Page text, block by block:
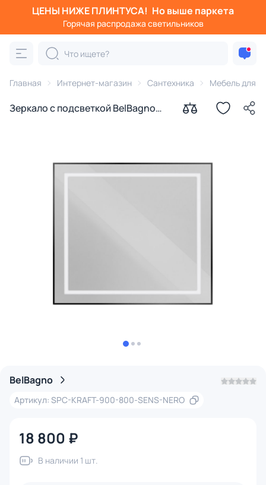
ЦЕНЫ НИЖЕ ПЛИНТУСА! Но выше паркета
Горячая распродажа светильников
Главная Интернет-магазин Сантехника Мебель для
Зеркало с подсветкой BelBagno
BelBagno
Артикул: SPC-KRAFT-900-800-SENS-NERO
18 800 ₽
В наличии 1 шт.